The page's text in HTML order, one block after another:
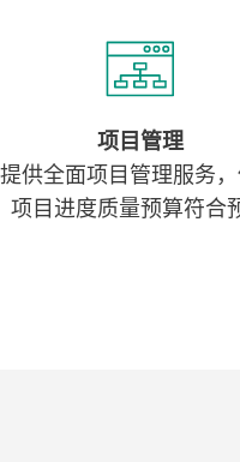
项目管理
提供全面项目管理服务
项目进度质量预算符合